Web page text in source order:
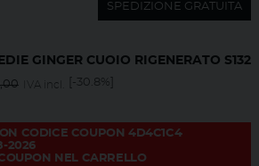
SPEDIZIONE GRATUITA
GINGER CUOIO RIGENERATO S132
IVA incl. [-30.8%]
CODICE COUPON 4D4C1C4
2026
NEL CARRELLO